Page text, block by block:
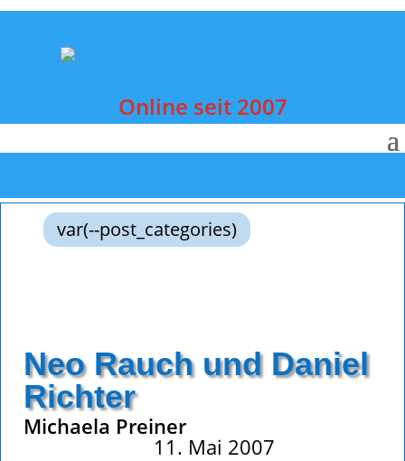
Online seit 2007
var(--post_categories)
Neo Rauch und Daniel
Richter
Michaela Preiner
11. Mai 2007